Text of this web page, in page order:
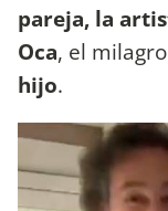
pareja, la
Oca, el
hijo.